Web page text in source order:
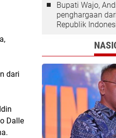
dari
Dalle
Bupati Wajo,
penghargaan
Republik